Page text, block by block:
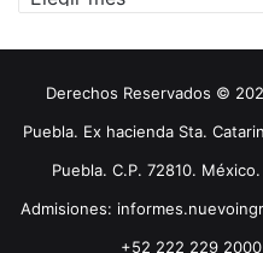
Derechos Reservados ©
Puebla. Ex hacienda Sta.
Puebla. C.P. 72810.
Admisiones:
+52 222 229 2000